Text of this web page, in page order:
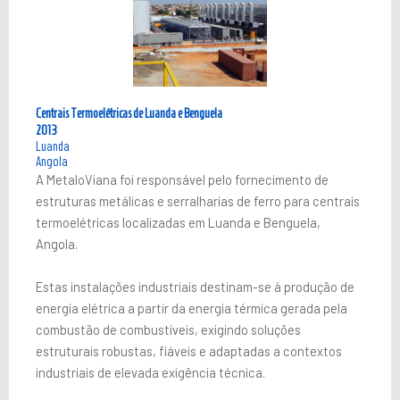
Centrais Termoelétricas de Luanda e Benguela
2013
Luanda
Angola
A MetaloViana foi responsável pelo fornecimento de
estruturas metálicas e serralharias de ferro para centrais
termoelétricas localizadas em Luanda e Benguela,
Angola.
Estas instalações industriais destinam-se à produção de
energia elétrica a partir da energia térmica gerada pela
combustão de combustíveis, exigindo soluções
estruturais robustas, fiáveis e adaptadas a contextos
industriais de elevada exigência técnica.